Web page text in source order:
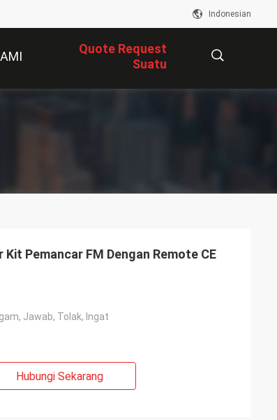
Indonesian
Quote Request
Suatu
Pemancar FM Dengan Remote CE
Jawab, Tolak, Ingat
Hubungi Sekarang